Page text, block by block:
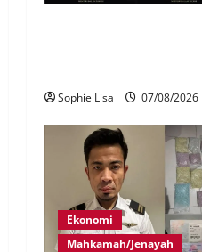
Sophie Lisa 07/08/2026
Ekonomi
Mahkamah/Jenayah